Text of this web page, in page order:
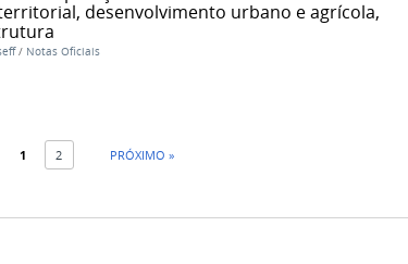
desenvolvimento urbano e agrícola,
/ Notas Oficiais
1 2 PRÓXIMO »